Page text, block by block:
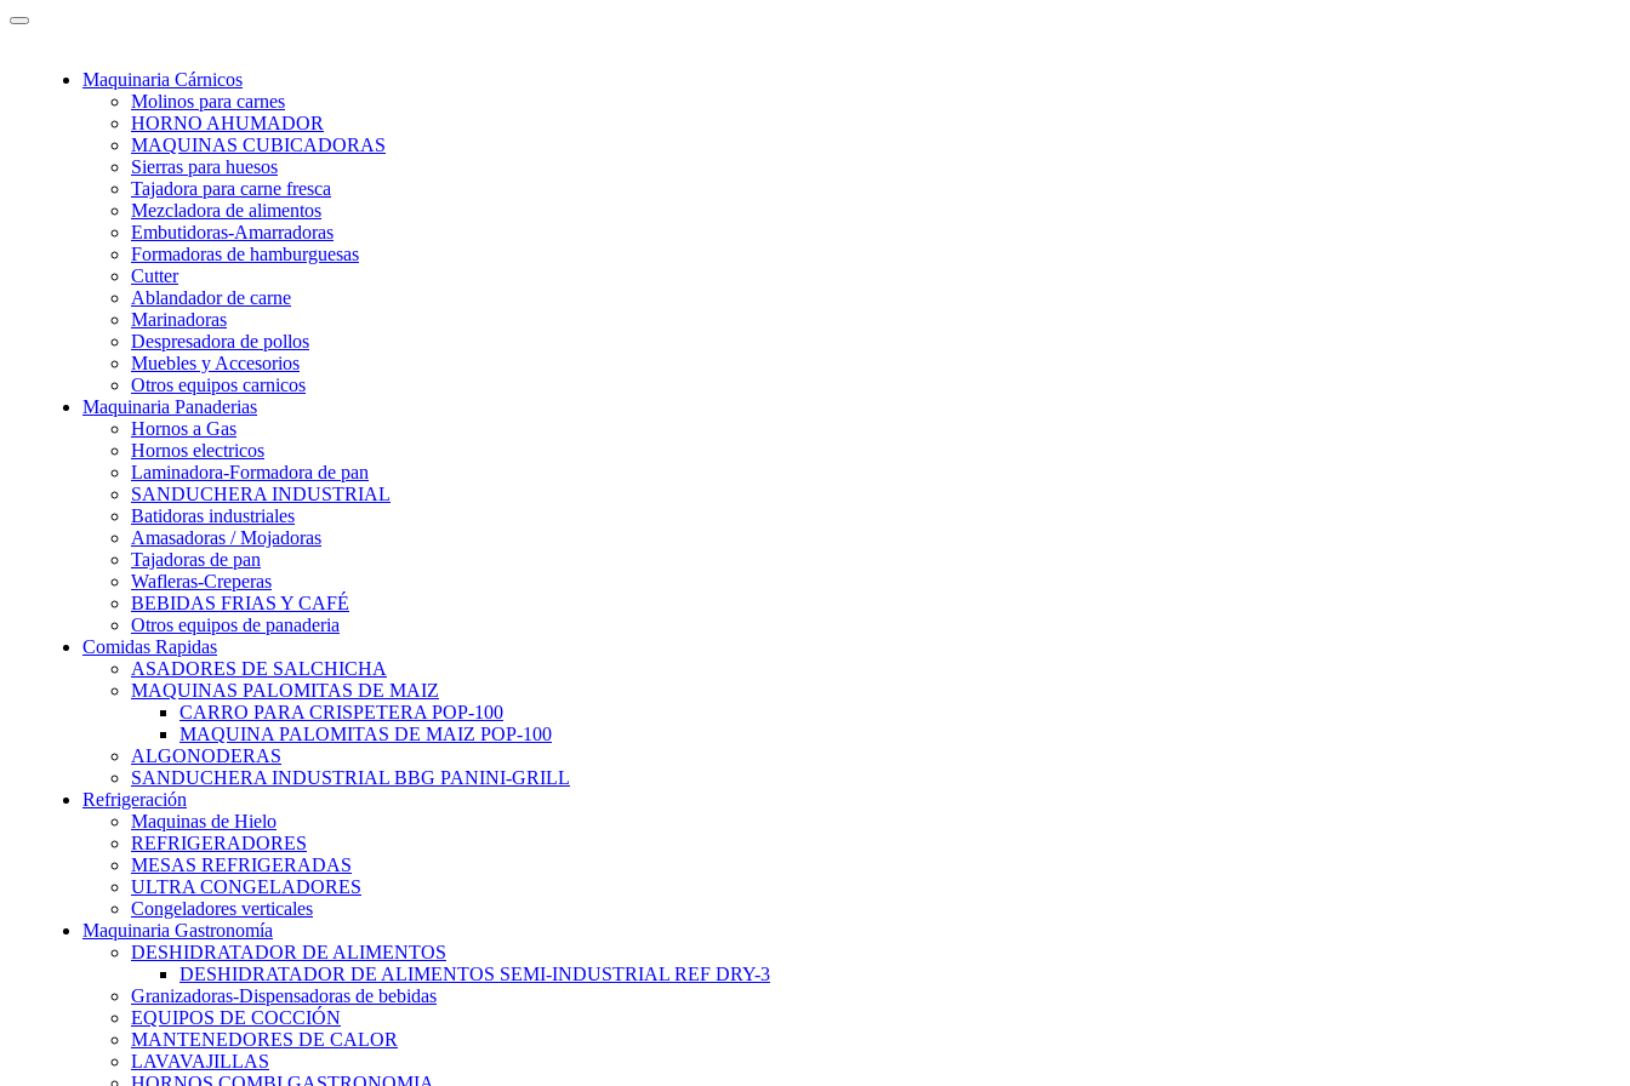
Maquinaria Cárnicos
Molinos para carnes
HORNO AHUMADOR
MAQUINAS CUBICADORAS
Sierras para huesos
Tajadora para carne fresca
Mezcladora de alimentos
Embutidoras-Amarradoras
Formadoras de hamburguesas
Cutter
Ablandador de carne
Marinadoras
Despresadora de pollos
Muebles y Accesorios
Otros equipos carnicos
Maquinaria Panaderias
Hornos a Gas
Hornos electricos
Laminadora-Formadora de pan
SANDUCHERA INDUSTRIAL
Batidoras industriales
Amasadoras / Mojadoras
Tajadoras de pan
Wafleras-Creperas
BEBIDAS FRIAS Y CAFÉ
Otros equipos de panaderia
Comidas Rapidas
ASADORES DE SALCHICHA
MAQUINAS PALOMITAS DE MAIZ
CARRO PARA CRISPETERA POP-100
MAQUINA PALOMITAS DE MAIZ POP-100
ALGONODERAS
SANDUCHERA INDUSTRIAL BBG PANINI-GRILL
Refrigeración
Maquinas de Hielo
REFRIGERADORES
MESAS REFRIGERADAS
ULTRA CONGELADORES
Congeladores verticales
Maquinaria Gastronomía
DESHIDRATADOR DE ALIMENTOS
DESHIDRATADOR DE ALIMENTOS SEMI-INDUSTRIAL REF DRY-3
Granizadoras-Dispensadoras de bebidas
EQUIPOS DE COCCIÓN
MANTENEDORES DE CALOR
LAVAVAJILLAS